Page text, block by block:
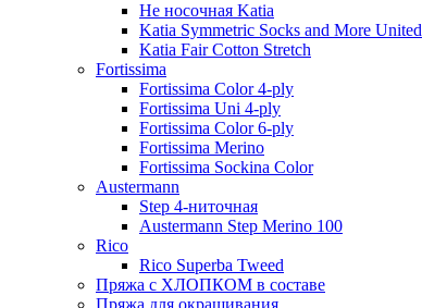
Не носочная Katia
Katia Symmetric Socks and More United
Katia Fair Cotton Stretch
Fortissima
Fortissima Color 4-ply
Fortissima Uni 4-ply
Fortissima Color 6-ply
Fortissima Merino
Fortissima Sockina Color
Austermann
Step 4-ниточная
Austermann Step Merino 100
Rico
Rico Superba Tweed
Пряжа с ХЛОПКОМ в составе
Пряжа для окрашивания